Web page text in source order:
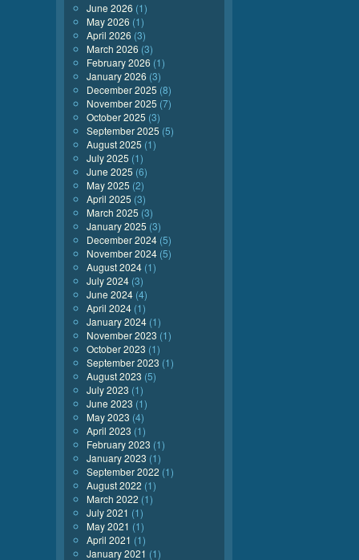
June 2026 (1)
May 2026 (1)
April 2026 (3)
March 2026 (3)
February 2026 (1)
January 2026 (3)
December 2025 (8)
November 2025 (7)
October 2025 (3)
September 2025 (5)
August 2025 (1)
July 2025 (1)
June 2025 (6)
May 2025 (2)
April 2025 (3)
March 2025 (3)
January 2025 (3)
December 2024 (5)
November 2024 (5)
August 2024 (1)
July 2024 (3)
June 2024 (4)
April 2024 (1)
January 2024 (1)
November 2023 (1)
October 2023 (1)
September 2023 (1)
August 2023 (5)
July 2023 (1)
June 2023 (1)
May 2023 (4)
April 2023 (1)
February 2023 (1)
January 2023 (1)
September 2022 (1)
August 2022 (1)
March 2022 (1)
July 2021 (1)
May 2021 (1)
April 2021 (1)
January 2021 (1)